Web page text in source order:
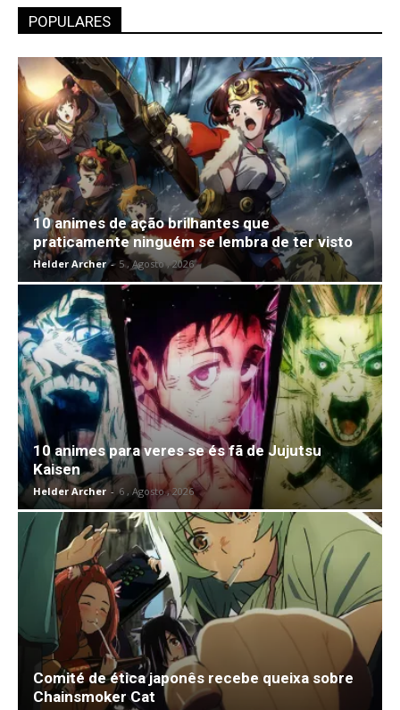
POPULARES
10 animes de ação brilhantes que
praticamente ninguém se lembra de ter visto
Helder Archer - 5 , Agosto , 2026
10 animes para veres se és fã de Jujutsu
Kaisen
Helder Archer - 6 , Agosto , 2026
Comité de ética japonês recebe queixa sobre
Chainsmoker Cat